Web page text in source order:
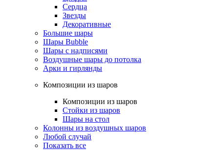
Сердца
Звезды
Декоративные
Большие шары
Шары Bubble
Шары с надписями
Воздушные шары до потолка
Арки и гирлянды
Композиции из шаров
Композиции из шаров
Стойки из шаров
Шары на стол
Колонны из воздушных шаров
Любой случай
Показать все